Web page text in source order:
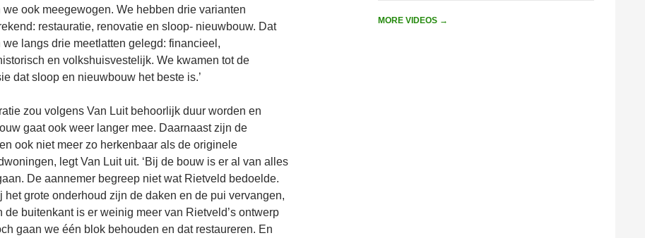
we ook meegewogen. We hebben drie varianten
restauratie, renovatie en sloop- nieuwbouw. Dat
we langs drie meetlatten gelegd: financieel,
en volkshuisvestelijk. We kwamen tot de
dat sloop en nieuwbouw het beste is.’
zou volgens Van Luit behoorlijk duur worden en
gaat ook weer langer mee. Daarnaast zijn de
ook niet meer zo herkenbaar als de originele
legt Van Luit uit. ‘Bij de bouw is er al van alles
De aannemer begreep niet wat Rietveld bedoelde.
het grote onderhoud zijn de daken en de pui vervangen,
de buitenkant is er weinig meer van Rietveld’s ontwerp
gaan we één blok behouden en dat restaureren. En
MORE VIDEOS →